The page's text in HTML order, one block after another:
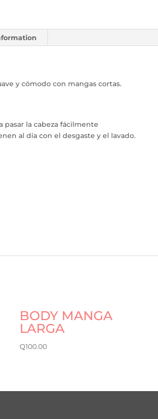
y cómodo con mangas cortas.
pasar la cabeza fácilmente
al día con el desgaste y el lavado.
BODY MANGA
LARGA
Q100.00